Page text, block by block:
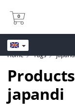
0
0
Home Tags
japandi